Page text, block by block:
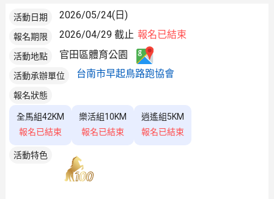
活動日期 2026/05/24(日)
報名期限 2026/04/29 截止 報名已結束
活動地點 官田區體育公園
活動承辦單位 台南市早起鳥路跑協會
報名狀態
全馬組42KM
報名已結束
樂活組10KM
報名已結束
逍遙組5KM
報名已結束
活動特色